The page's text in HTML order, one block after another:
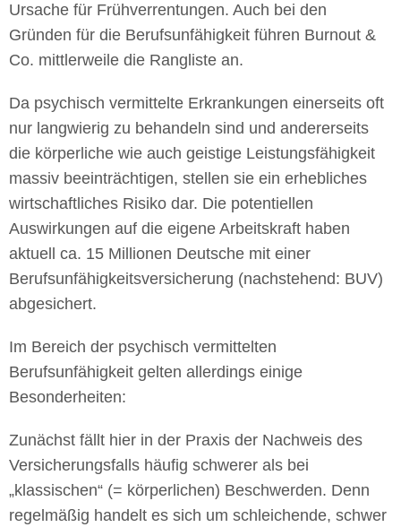
Ursache für Frühverrentungen. Auch bei den
Gründen für die Berufsunfähigkeit führen Burnout &
Co. mittlerweile die Rangliste an.
Da psychisch vermittelte Erkrankungen einerseits oft
nur langwierig zu behandeln sind und andererseits
die körperliche wie auch geistige Leistungsfähigkeit
massiv beeinträchtigen, stellen sie ein erhebliches
wirtschaftliches Risiko dar. Die potentiellen
Auswirkungen auf die eigene Arbeitskraft haben
aktuell ca. 15 Millionen Deutsche mit einer
Berufsunfähigkeitsversicherung (nachstehend: BUV)
abgesichert.
Im Bereich der psychisch vermittelten
Berufsunfähigkeit gelten allerdings einige
Besonderheiten:
Zunächst fällt hier in der Praxis der Nachweis des
Versicherungsfalls häufig schwerer als bei
„klassischen“ (= körperlichen) Beschwerden. Denn
regelmäßig handelt es sich um schleichende, schwer